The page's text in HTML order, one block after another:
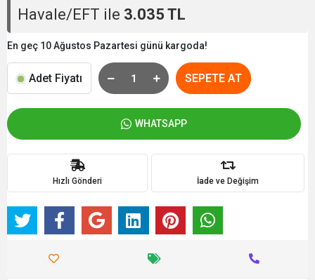
Havale/EFT ile 3.035 TL
En geç 10 Ağustos Pazartesi günü kargoda!
Adet Fiyatı SEPETE AT
WHATSAPP
Hızlı Gönderi İade ve Değişim